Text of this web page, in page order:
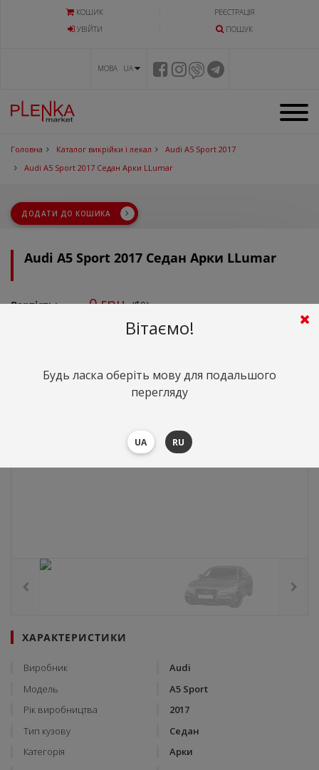
КОШИК
РЕЄСТРАЦІЯ
УВIЙТИ
ПОШУК
МОВА UA
Головна Каталог викрійки і лекал
Audi A5 Sport 2017
Audi A5 Sport 2017 Седан Арки LLumar
ДОДАТИ ДО КОШИКА
Audi A5 Sport 2017 Седан Арки LLumar
Вартість: 0грн.($0)
ХАРАКТЕРИСТИКИ
Виробник
Audi
Модель
A5 Sport
Рік виробництва
2017
Тип кузову
Седан
Категорія
Арки
Вітаємо!
Будь ласка оберіть мову для подальшого
перегляду
UA RU